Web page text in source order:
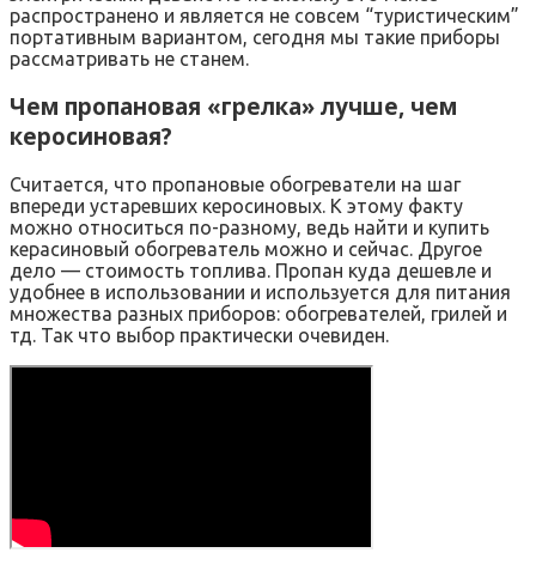
распространено и является не совсем “туристическим”
портативным вариантом, сегодня мы такие приборы
рассматривать не станем.
Чем пропановая «грелка» лучше, чем
керосиновая?
Считается, что пропановые обогреватели на шаг
впереди устаревших керосиновых. К этому факту
можно относиться по-разному, ведь найти и купить
керасиновый обогреватель можно и сейчас. Другое
дело — стоимость топлива. Пропан куда дешевле и
удобнее в использовании и используется для питания
множества разных приборов: обогревателей, грилей и
тд. Так что выбор практически очевиден.